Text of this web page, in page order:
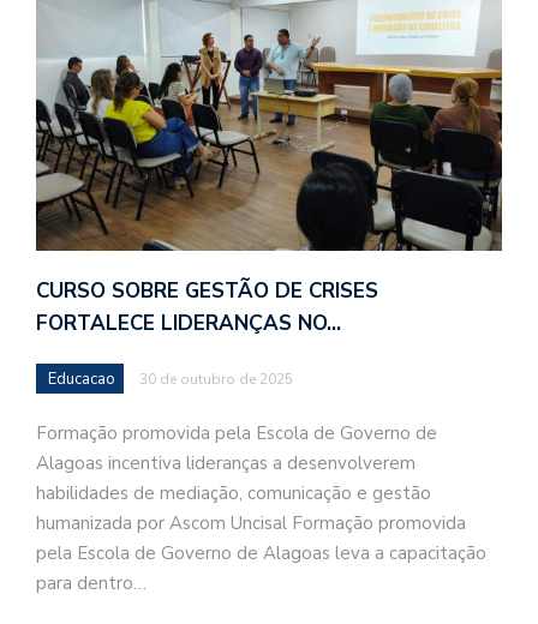
CURSO SOBRE GESTÃO DE CRISES
FORTALECE LIDERANÇAS NO…
Educacao 30 de outubro de 2025
Formação promovida pela Escola de Governo de
Alagoas incentiva lideranças a desenvolverem
habilidades de mediação, comunicação e gestão
humanizada por Ascom Uncisal Formação promovida
pela Escola de Governo de Alagoas leva a capacitação
para dentro…